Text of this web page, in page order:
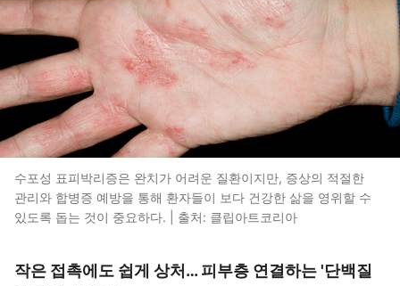
수포성 표피박리증은 완치가 어려운 질환이지만, 증상의 적절한
관리와 합병증 예방을 통해 환자들이 보다 건강한 삶을 영위할 수
있도록 돕는 것이 중요하다. | 출처: 클립아트코리아
작은 접촉에도 쉽게 상처… 피부층 연결하는 '단백질